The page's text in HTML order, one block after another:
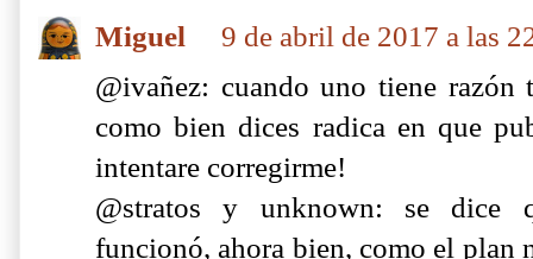
Miguel
9 de abril de 2017 a las
@ivañez: cuando uno tiene
como bien dices radica en que
intentare corregirme!
@stratos y unknown: se dice
funcionó, ahora bien, como el plan